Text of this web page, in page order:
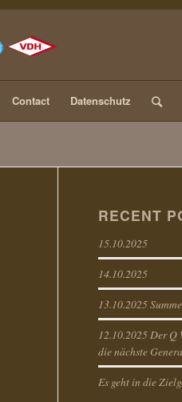
Contact Datenschutz
RECENT
15.10.2025
14.10.2025
13.10.2025
12.10.2025 Der
die nächste
Es geht in die